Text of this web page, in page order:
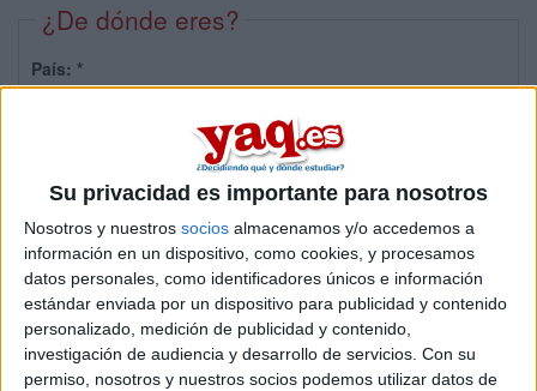
Su privacidad es importante para nosotros
Nosotros y nuestros socios almacenamos y/o accedemos a
información en un dispositivo, como cookies, y procesamos
datos personales, como identificadores únicos e información
estándar enviada por un dispositivo para publicidad y contenido
personalizado, medición de publicidad y contenido,
investigación de audiencia y desarrollo de servicios. Con su
permiso, nosotros y nuestros socios podemos utilizar datos de
¿De dónde eres?
País: *
Sobre ti
Soy:*
Chico